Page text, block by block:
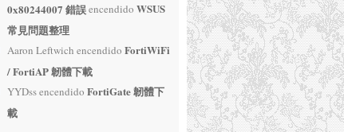
en 4:01 PM
v6.2.5をアップロ
えませんでしょう
0x80244007 錯誤encendido WSUS
常見問題整理
Aaron Leftwich encendido FortiWiFi
/ FortiAP 韌體下載
YYDssencendido FortiGate 韌體下
載